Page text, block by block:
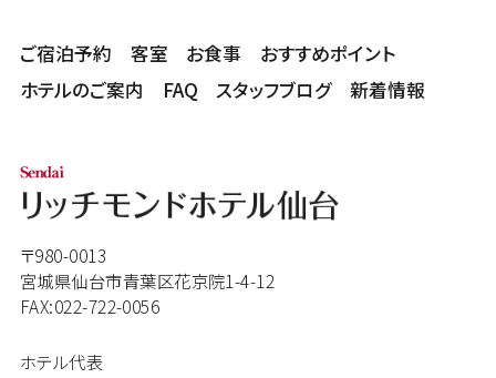
ご宿泊予約 客室 お食事
おすすめポイント
ホテルのご案内
FAQ スタッフブログ 新着情報
〒980-0013
宮城県仙台市青葉区花京院1-4-12
FAX:022-722-0056
ホテル代表